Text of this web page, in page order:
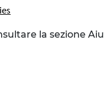
la sezione